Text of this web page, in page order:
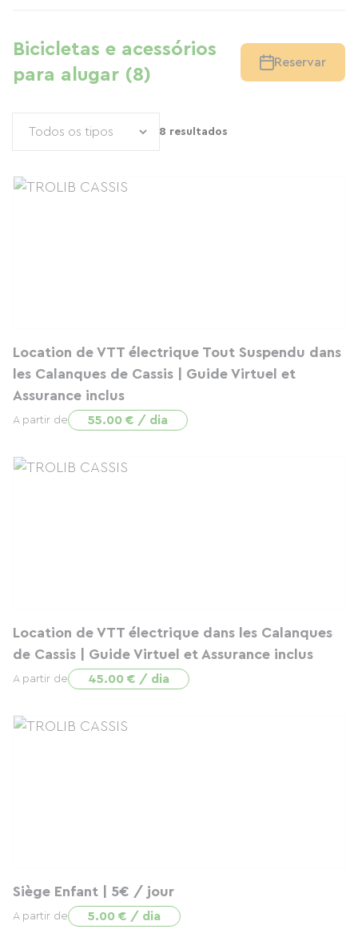
Bicicletas e acessórios
para alugar (8)
Reservar
8 resultados
Location de VTT électrique Tout Suspendu dans
les Calanques de Cassis | Guide Virtuel et
Assurance inclus
A partir de 55.00 € / dia
Location de VTT électrique dans les Calanques
de Cassis | Guide Virtuel et Assurance inclus
A partir de 45.00 € / dia
Siège Enfant | 5€ / jour
A partir de 5.00 € / dia